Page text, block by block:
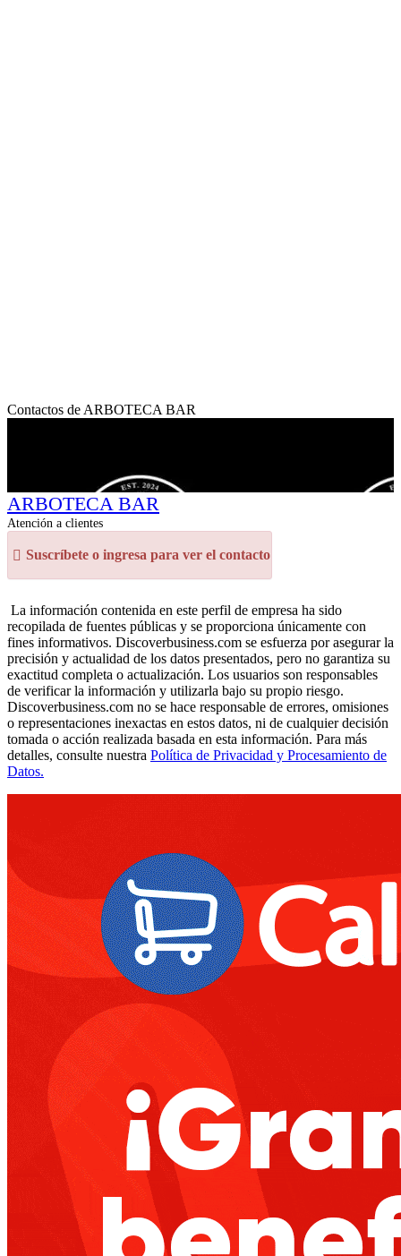
Contactos de ARBOTECA BAR
ARBOTECA BAR
Atención a clientes
Suscríbete o ingresa para ver el contacto
La información contenida en este perfil de empresa ha sido
recopilada de fuentes públicas y se proporciona únicamente con
fines informativos. Discoverbusiness.com se esfuerza por asegurar la
precisión y actualidad de los datos presentados, pero no garantiza su
exactitud completa o actualización. Los usuarios son responsables
de verificar la información y utilizarla bajo su propio riesgo.
Discoverbusiness.com no se hace responsable de errores, omisiones
o representaciones inexactas en estos datos, ni de cualquier decisión
tomada o acción realizada basada en esta información. Para más
detalles, consulte nuestra Política de Privacidad y Procesamiento de
Datos.